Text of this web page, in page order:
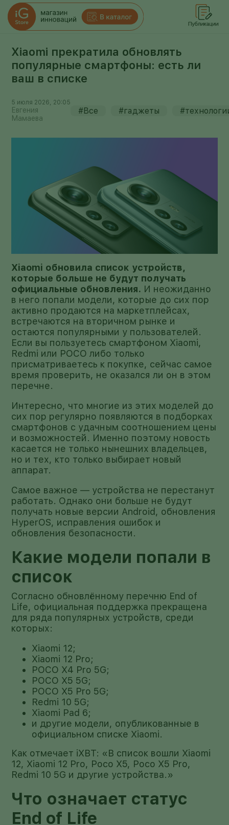
Xiaomi прекратила обновлять
популярные смартфоны: есть ли
ваш в списке
5 июля 2026, 20:05
Евгения
Мамаева
#Все #гаджеты
Xiaomi обновила список устройств,
которые больше не будут получать
официальные обновления. И неожиданно
в него попали модели, которые до сих пор
активно продаются на маркетплейсах,
встречаются на вторичном рынке и
остаются популярными у пользователей.
Если вы пользуетесь смартфоном Xiaomi,
Redmi или POCO либо только
присматриваетесь к покупке, сейчас самое
время проверить, не оказался ли он в этом
перечне.
Интересно, что многие из этих моделей до
сих пор регулярно появляются в подборках
смартфонов с удачным соотношением цены
и возможностей. Именно поэтому новость
касается не только нынешних владельцев,
но и тех, кто только выбирает новый
аппарат.
Самое важное — устройства не перестанут
работать. Однако они больше не будут
получать новые версии Android, обновления
HyperOS, исправления ошибок и
обновления безопасности.
Какие модели попали в
список
Согласно обновлённому перечню End of
Life, официальная поддержка прекращена
для ряда популярных устройств, среди
которых:
Xiaomi 12;
Xiaomi 12 Pro;
POCO X4 Pro 5G;
POCO X5 5G;
POCO X5 Pro 5G;
Redmi 10 5G;
Xiaomi Pad 6;
и другие модели, опубликованные в
официальном списке Xiaomi.
Как отмечает iXBT: «В список вошли Xiaomi
12, Xiaomi 12 Pro, Poco X5, Poco X5 Pro,
Redmi 10 5G и другие устройства.»
Что означает статус
End of Life